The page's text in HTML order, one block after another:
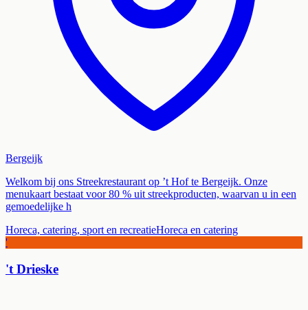
Bergeijk
Welkom bij ons Streekrestaurant op ’t Hof te Bergeijk. Onze
menukaart bestaat voor 80 % uit streekproducten, waarvan u in een
gemoedelijke h
Horeca, catering, sport en recreatieHoreca en catering
'
't Drieske